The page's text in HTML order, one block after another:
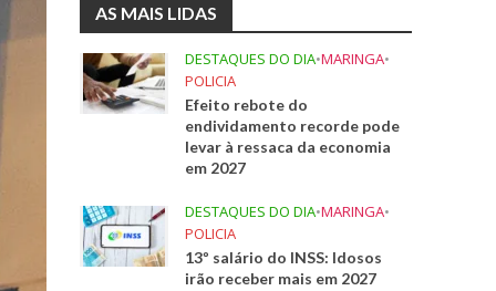
AS MAIS LIDAS
DESTAQUES DO DIA•MARINGA•
POLICIA
Efeito rebote do
endividamento recorde pode
levar à ressaca da economia
em 2027
DESTAQUES DO DIA•MARINGA•
POLICIA
13º salário do INSS: Idosos
irão receber mais em 2027